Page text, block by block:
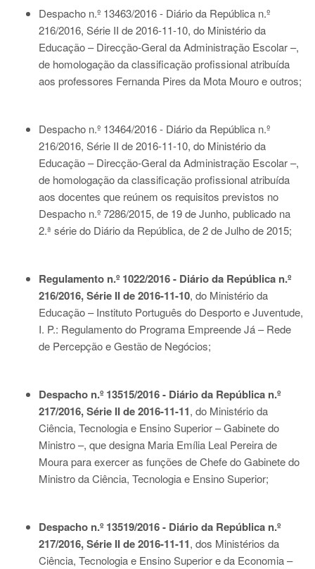
Despacho n.º 13463/2016 - Diário da República n.º
216/2016, Série II de 2016-11-10, do Ministério da
Educação – Direcção-Geral da Administração Escolar –,
de homologação da classificação profissional atribuída
aos professores Fernanda Pires da Mota Mouro e outros;
Despacho n.º 13464/2016 - Diário da República n.º
216/2016, Série II de 2016-11-10, do Ministério da
Educação – Direcção-Geral da Administração Escolar –,
de homologação da classificação profissional atribuída
aos docentes que reúnem os requisitos previstos no
Despacho n.º 7286/2015, de 19 de Junho, publicado na
2.ª série do Diário da República, de 2 de Julho de 2015;
Regulamento n.º 1022/2016 - Diário da República n.º
216/2016, Série II de 2016-11-10, do Ministério da
Educação – Instituto Português do Desporto e Juventude,
I. P.: Regulamento do Programa Empreende Já – Rede
de Percepção e Gestão de Negócios;
Despacho n.º 13515/2016 - Diário da República n.º
217/2016, Série II de 2016-11-11, do Ministério da
Ciência, Tecnologia e Ensino Superior – Gabinete do
Ministro –, que designa Maria Emília Leal Pereira de
Moura para exercer as funções de Chefe do Gabinete do
Ministro da Ciência, Tecnologia e Ensino Superior;
Despacho n.º 13519/2016 - Diário da República n.º
217/2016, Série II de 2016-11-11, dos Ministérios da
Ciência, Tecnologia e Ensino Superior e da Economia –